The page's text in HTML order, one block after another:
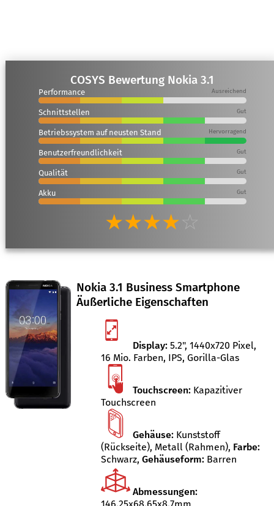
COSYS Bewertung Nokia 3.1
Performance Ausreichend
Schnittstellen Gut
Betriebssystem auf neusten Stand Hervorragend
Benutzerfreundlichkeit Gut
Qualität Gut
Akku Gut
★★★★☆
Nokia 3.1 Business Smartphone
Äußerliche Eigenschaften
Display: 5.2", 1440x720 Pixel,
16 Mio. Farben, IPS, Gorilla-Glas
Touchscreen: Kapazitiver
Touchscreen
Gehäuse: Kunststoff
(Rückseite), Metall (Rahmen), Farbe:
Schwarz,Gehäuseform: Barren
Abmessungen: